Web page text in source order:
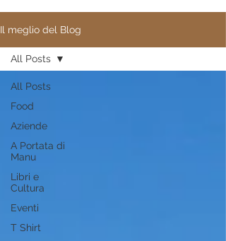
Il meglio del Blog
All Posts
Food
Aziende
A Portata di
Manu
Libri e
Cultura
Eventi
T Shirt
All Posts